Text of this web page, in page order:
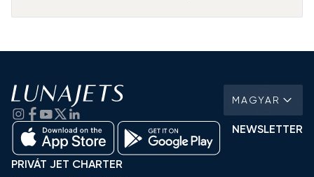
MAGYAR
NEWSLETTER
PRIVÁT JET CHARTER